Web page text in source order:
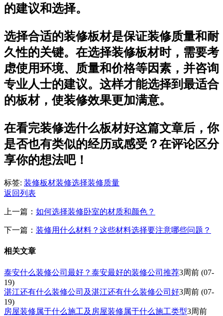
的建议和选择。
选择合适的装修板材是保证装修质量和耐
久性的关键。在选择装修板材时，需要考
虑使用环境、质量和价格等因素，并咨询
专业人士的建议。这样才能选择到最适合
的板材，使装修效果更加满意。
在看完装修选什么板材好这篇文章后，你
是否也有类似的经历或感受？在评论区分
享你的想法吧！
标签: 装修板材装修选择装修质量
返回列表
上一篇： 如何选择装修卧室的材质和颜色？
下一篇： 装修用什么材料？这些材料选择要注意哪些问题？
相关文章
泰安什么装修公司最好？泰安最好的装修公司推荐3周前 (07-
19)
湛江还有什么装修公司及湛江还有什么装修公司好3周前 (07-
19)
房屋装修属于什么施工及房屋装修属于什么施工类型3周前